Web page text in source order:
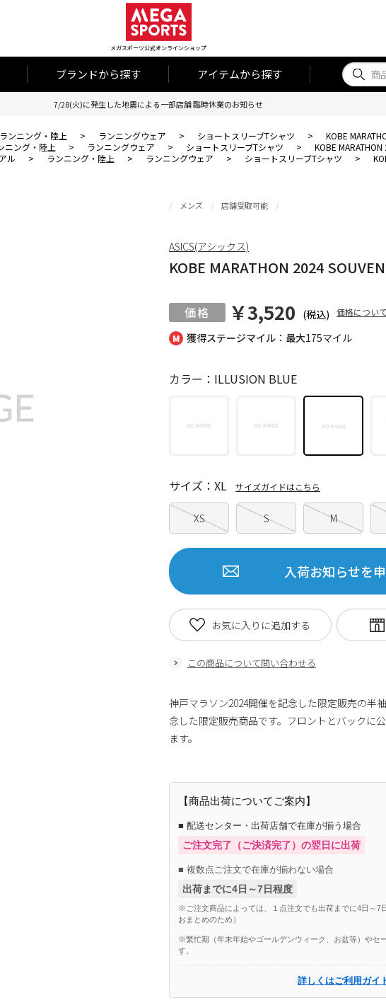
メガスポーツ公式オンラインショップ
ブランドから探す アイテムから探す
7/28(火)に発生した地震による一部店舗 臨時休業のお知らせ
ランニング・陸上 > ランニングウェア > ショートスリーブTシャツ >
KOBE
ニング・陸上 > ランニングウェア > ショートスリーブTシャツ >
KOBE
ル > ランニング・陸上 > ランニングウェア > ショートスリーブTシャツ >
獲得ステージマイル：最大175マイル
メンズ 店舗受取可能
KOBE MARATHON 2024
￥3,520 (税込) 価格について
カラー：ILLUSION BLUE
XS S M
サイズ：XL サイズガイドはこちら
入荷お知らせを
この商品について問い合わせる
お気に入りに追加する
ASICS(アシックス)
神戸マラソン2024開催を記念した限定販売
念した限定販売商品です。フロントとバックに
ます。
【商品出荷についてご案内】
■ 配送センター・出荷店舗で在庫が揃う場合
ご注文完了（ご決済完了）の翌日に出荷
■ 複数点ご注文で在庫が揃わない場合
出荷までに4日～7日程度
※ご注文商品によっては、１点注文でも出荷までに4日～7
おまとめのため）
※繁忙期（年末年始やゴールデンウィーク、お盆等）やセ
す。
詳しくはご利用ガイ